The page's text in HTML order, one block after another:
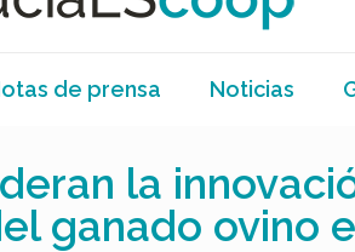
de prensa Noticias
la
ganado ovino